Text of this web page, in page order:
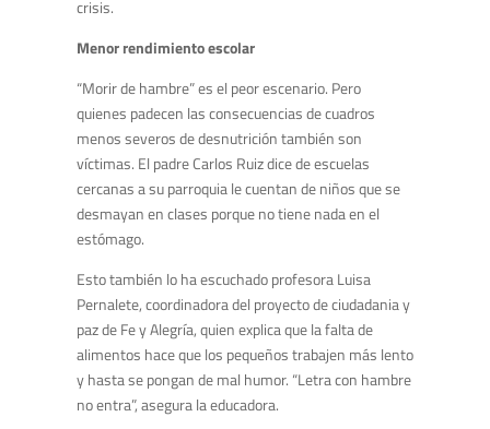
crisis.
Menor rendimiento escolar
“Morir de hambre” es el peor escenario. Pero
quienes padecen las consecuencias de cuadros
menos severos de desnutrición también son
víctimas. El padre Carlos Ruiz dice de escuelas
cercanas a su parroquia le cuentan de niños que se
desmayan en clases porque no tiene nada en el
estómago.
Esto también lo ha escuchado profesora Luisa
Pernalete, coordinadora del proyecto de ciudadania y
paz de Fe y Alegría, quien explica que la falta de
alimentos hace que los pequeños trabajen más lento
y hasta se pongan de mal humor. “Letra con hambre
no entra”, asegura la educadora.